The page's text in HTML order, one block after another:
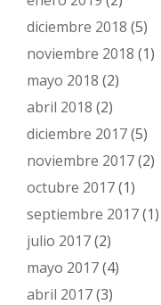
diciembre 2018 (5)
noviembre 2018 (1)
mayo 2018 (2)
abril 2018 (2)
diciembre 2017(5)
noviembre 2017(2)
octubre 2017(1)
septiembre 2017(1)
julio 2017(2)
mayo 2017(4)
abril 2017(3)